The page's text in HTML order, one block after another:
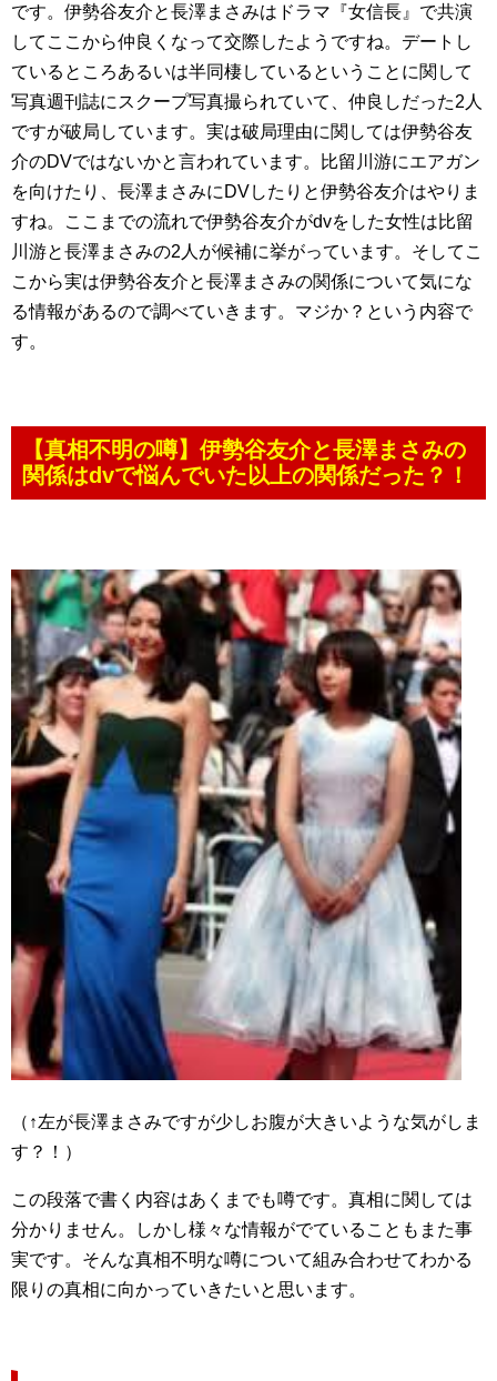
です。伊勢谷友介と長澤まさみはドラマ『女信長』で共演
してここから仲良くなって交際したようですね。デートし
ているところあるいは半同棲しているということに関して
写真週刊誌にスクープ写真撮られていて、仲良しだった2人
ですが破局しています。実は破局理由に関しては伊勢谷友
介のDVではないかと言われています。比留川游にエアガン
を向けたり、長澤まさみにDVしたりと伊勢谷友介はやりま
すね。ここまでの流れで伊勢谷友介がdvをした女性は比留
川游と長澤まさみの2人が候補に挙がっています。そしてこ
こから実は伊勢谷友介と長澤まさみの関係について気にな
る情報があるので調べていきます。マジか？という内容で
す。
【真相不明の噂】伊勢谷友介と長澤まさみの
関係はdvで悩んでいた以上の関係だった？！
（↑左が長澤まさみですが少しお腹が大きいような気がしま
す？！）
この段落で書く内容はあくまでも噂です。真相に関しては
分かりません。しかし様々な情報がでていることもまた事
実です。そんな真相不明な噂について組み合わせてわかる
限りの真相に向かっていきたいと思います。